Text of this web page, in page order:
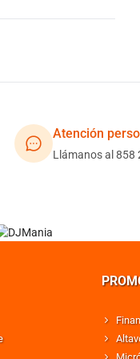
Atención
Llámanos al 858